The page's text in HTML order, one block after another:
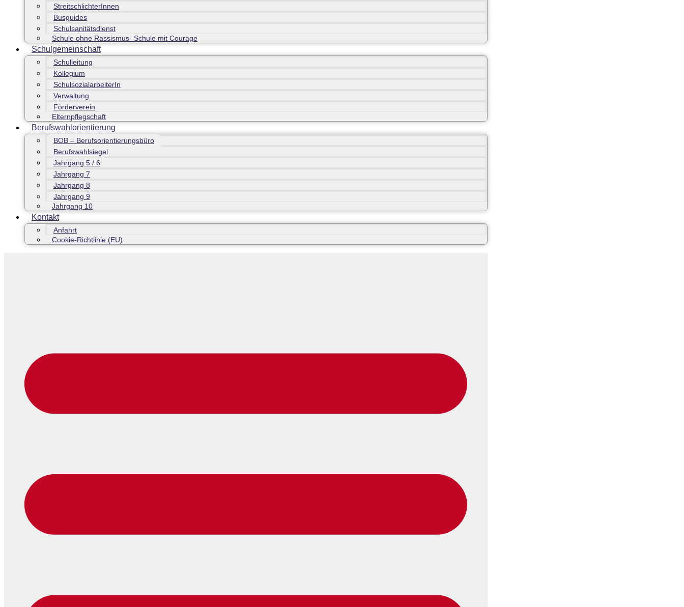
StreitschlichterInnen
Busguides
Schulsanitätsdienst
Schule ohne Rassismus- Schule mit Courage
Schulgemeinschaft
Schulleitung
Kollegium
SchulsozialarbeiterIn
Verwaltung
Förderverein
Elternpflegschaft
Berufswahlorientierung
BOB – Berufsorientierungsbüro
Berufswahlsiegel
Jahrgang 5 / 6
Jahrgang 7
Jahrgang 8
Jahrgang 9
Jahrgang 10
Kontakt
Anfahrt
Cookie-Richtlinie (EU)